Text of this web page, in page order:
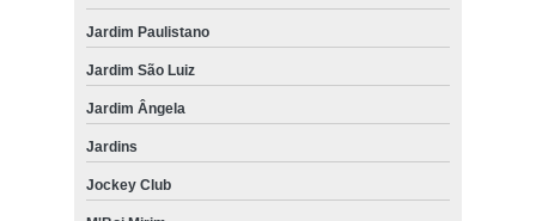
Jardim Paulistano
Jardim São Luiz
Jardim Ângela
Jardins
Jockey Club